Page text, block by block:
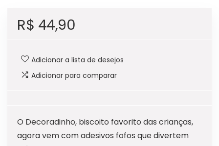
R$ 44,90
Adicionar a lista de desejos
Adicionar para comparar
O Decoradinho, biscoito favorito das crianças,
agora vem com adesivos fofos que divertem